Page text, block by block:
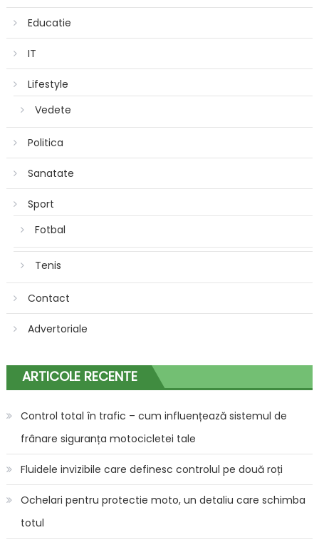
Educatie
IT
Lifestyle
Vedete
Politica
Sanatate
Sport
Fotbal
Tenis
Contact
Advertoriale
ARTICOLE RECENTE
Control total în trafic – cum influențează sistemul de
frânare siguranța motocicletei tale
Fluidele invizibile care definesc controlul pe două roți
Ochelari pentru protectie moto, un detaliu care schimba
totul